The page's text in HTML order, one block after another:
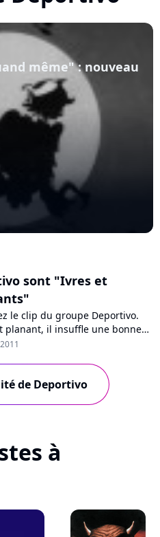
même" : nouveau
sont "Ivres et
le clip du groupe Deportivo.
planant, il insuffle une bonne
Il promeut un nouvel
de Deportivo
à